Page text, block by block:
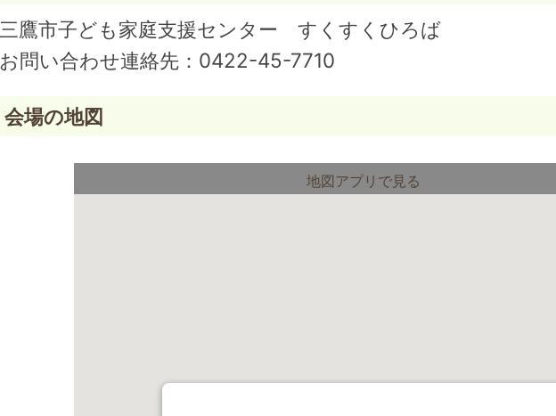
三鷹市子ども家庭支援センター すくすくひろば
お問い合わせ連絡先： 0422-45-7710
会場の地図
地図アプリで見る